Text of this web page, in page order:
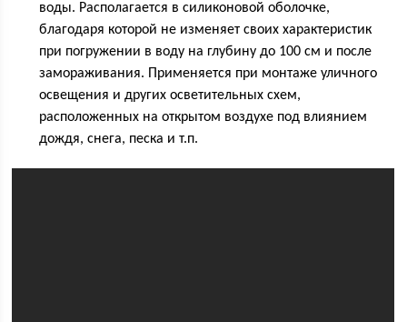
воды. Располагается в силиконовой оболочке,
благодаря которой не изменяет своих характеристик
при погружении в воду на глубину до 100 см и после
замораживания. Применяется при монтаже уличного
освещения и других осветительных схем,
расположенных на открытом воздухе под влиянием
дождя, снега, песка и т.п.